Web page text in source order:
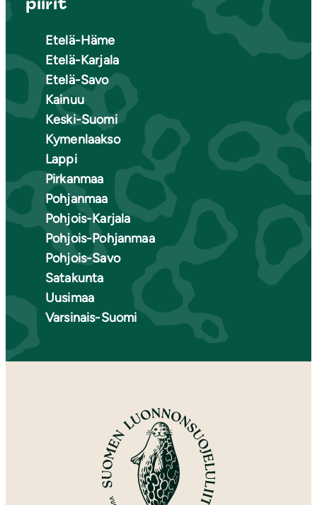
Etelä-Häme
Etelä-Karjala
Etelä-Savo
Kainuu
Keski-Suomi
Kymenlaakso
Lappi
Pirkanmaa
Pohjanmaa
Pohjois-Karjala
Pohjois-Pohjanmaa
Pohjois-Savo
Satakunta
Uusimaa
Varsinais-Suomi